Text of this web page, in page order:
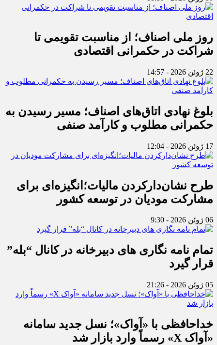
روز ملی اصناف؛ از مناسبت تقویمی تا
شراکت در حکمرانی اقتصادی
22 ژوئن 2026 - 14:57
بلوغ نهادی اتاق‌های اصناف؛ مسیر رسیدن به
حکمرانی مطلوب و کارآمد صنفی
17 ژوئن 2026 - 12:04
طرح نشان‌دارکردن مالیات؛انگیزه‌ای برای
مشارکت مودیان در توسعه کشور
06 ژوئن 2026 - 9:30
تمام نامه نگاری های دبیرخانه در کانال “بله”
قرار گیرد
05 ژوئن 2026 - 21:26
خداحافظی با «آواک»؛ نسل جدید سامانه
«آواک X» رسماً وارد بازار شد